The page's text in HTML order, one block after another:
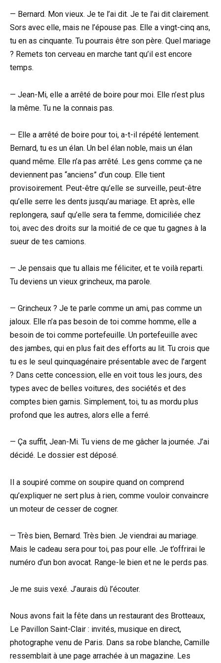
— Bernard. Mon vieux. Je te l’ai dit. Je te l’ai dit clairement.
Sors avec elle, mais ne l’épouse pas. Elle a vingt-cinq ans,
tu en as cinquante. Tu pourrais être son père. Quel mariage
? Remets ton cerveau en marche tant qu’il est encore
temps.
— Jean-Mi, elle a arrêté de boire pour moi. Elle n’est plus
la même. Tu ne la connais pas.
— Elle a arrêté de boire pour toi, a-t-il répété lentement.
Bernard, tu es un élan. Un bel élan noble, mais un élan
quand même. Elle n’a pas arrêté. Les gens comme ça ne
deviennent pas “anciens” d’un coup. Elle tient
provisoirement. Peut-être qu’elle se surveille, peut-être
qu’elle serre les dents jusqu’au mariage. Et après, elle
replongera, sauf qu’elle sera ta femme, domiciliée chez
toi, avec des droits sur la moitié de ce que tu gagnes à la
sueur de tes camions.
— Je pensais que tu allais me féliciter, et te voilà reparti.
Tu deviens un vieux grincheux, ma parole.
— Grincheux ? Je te parle comme un ami, pas comme un
jaloux. Elle n’a pas besoin de toi comme homme, elle a
besoin de toi comme portefeuille. Un portefeuille avec
des jambes, qui en plus fait des efforts au lit. Tu crois que
tu es le seul quinquagénaire présentable avec de l’argent
? Dans cette concession, elle en voit tous les jours, des
types avec de belles voitures, des sociétés et des
comptes bien garnis. Simplement, toi, tu as mordu plus
profond que les autres, alors elle a ferré.
— Ça suffit, Jean-Mi. Tu viens de me gâcher la journée. J’ai
décidé. Le dossier est déposé.
Il a soupiré comme on soupire quand on comprend
qu’expliquer ne sert plus à rien, comme vouloir convaincre
un moteur de cesser de cogner.
— Très bien, Bernard. Très bien. Je viendrai au mariage.
Mais le cadeau sera pour toi, pas pour elle. Je t’offrirai le
numéro d’un bon avocat. Range-le bien et ne le perds pas.
Je me suis vexé. J’aurais dû l’écouter.
Nous avons fait la fête dans un restaurant des Brotteaux,
Le Pavillon Saint-Clair : invités, musique en direct,
photographe venu de Paris. Dans sa robe blanche, Camille
ressemblait à une page arrachée à un magazine. Les